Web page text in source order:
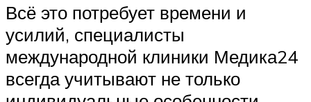
Всё это потребует времени и
усилий, специалисты
международной клиники Медика24
всегда учитывают не только